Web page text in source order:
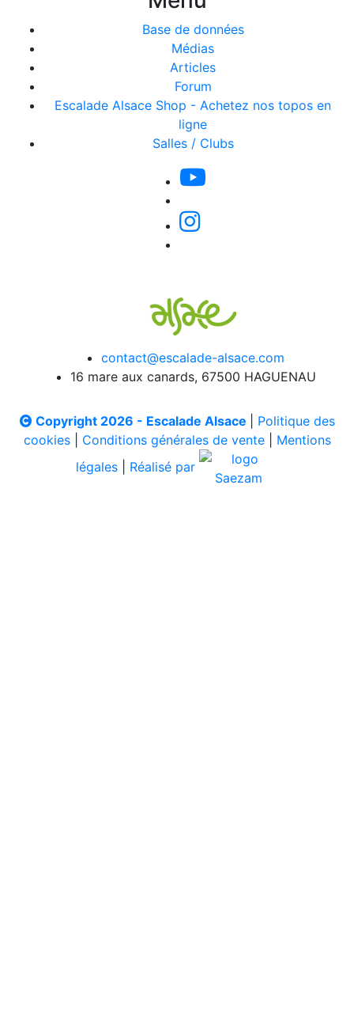
Base de données
Médias
Articles
Forum
Escalade Alsace Shop - Achetez nos topos en
ligne
Salles / Clubs
contact@escalade-alsace.com
16 mare aux canards, 67500 HAGUENAU
Copyright 2026 - Escalade Alsace
Politique des
cookies| Conditions générales de vente| Mentions
légales
Réalisé par